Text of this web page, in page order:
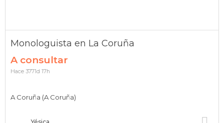
Monologuista en La Coruña
A consultar
A Coruña (A Coruña)
Hace 3771d 17h